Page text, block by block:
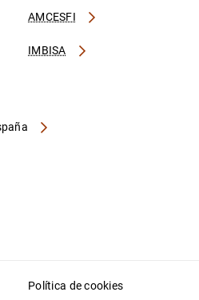
AMCESFI
IMBISA
Política de cookies